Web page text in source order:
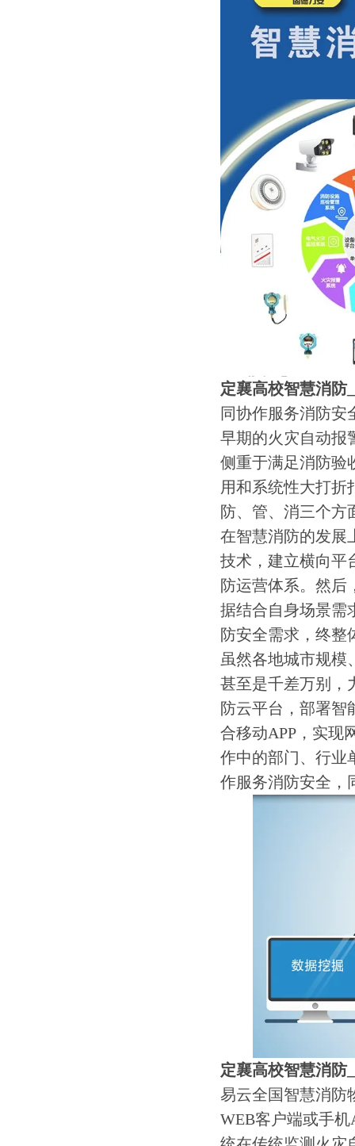
定襄高校智慧消防
同协作服务消防安
早期的火灾自动报
侧重于满足消防验
用和系统性大打折
防、管、消三个方
在智慧消防的发展
技术，建立横向平
防运营体系。然后
据结合自身场景需
防安全需求，终整
虽然各地城市规模
甚至是千差万别，
防云平台，部署智
合移动APP，实现
作中的部门、行业
作服务消防安全，
定襄高校智慧消防
易云全国智慧消防
WEB客户端或手